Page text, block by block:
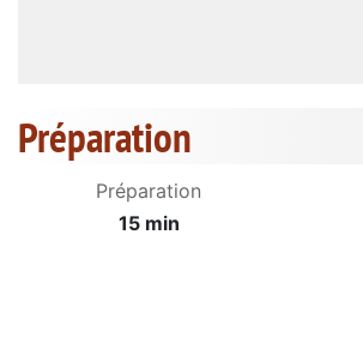
Préparation
Préparation
15 min